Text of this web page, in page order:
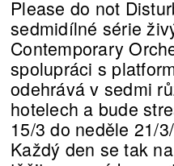
Please do not
sedmidílné série
Contemporary
spolupráci s
odehrává v sedmi
hotelech a bude
15/3 do neděle 21/
Každý den se tak